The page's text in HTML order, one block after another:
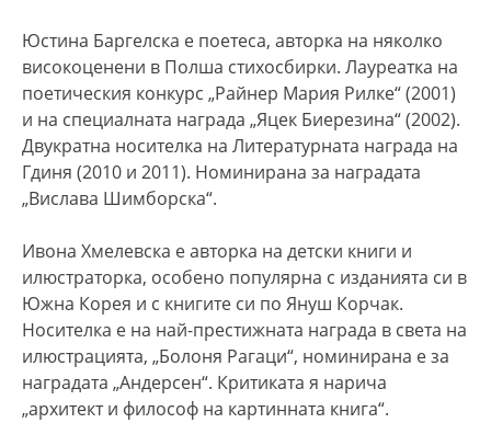
Юстина Баргелска е поетеса, авторка на няколко
високоценени в Полша стихосбирки. Лауреатка на
поетическия конкурс „Райнер Мария Рилке“ (2001)
и на специалната награда „Яцек Биерезина“ (2002).
Двукратна носителка на Литературната награда на
Гдиня (2010 и 2011). Номинирана за наградата
„Вислава Шимборска“.
Ивона Хмелевска е авторка на детски книги и
илюстраторка, особено популярна с изданията си в
Южна Корея и с книгите си по Януш Корчак.
Носителка е на най-престижната награда в света на
илюстрацията, „Болоня Рагаци“, номинирана е за
наградата „Андерсен“. Критиката я нарича
„архитект и философ на картинната книга“.